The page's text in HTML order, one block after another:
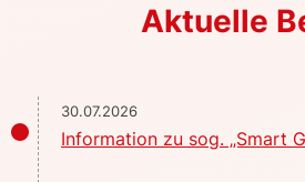
Aktuelle
30.07.2026
Information zu sog. „Smart